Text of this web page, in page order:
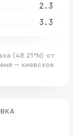
2.3
3.3
(48.21°N) от
— киевское